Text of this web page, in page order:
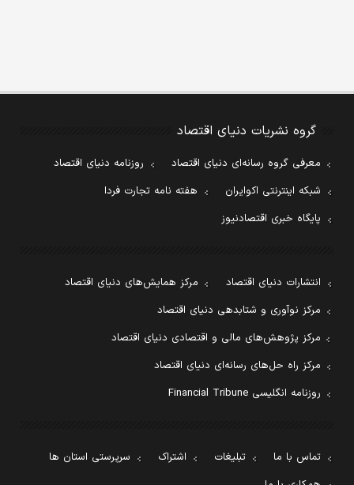
گروه نشریات دنیای اقتصاد
معرفی گروه رسانه‌ای دنیای اقتصاد
روزنامه دنیای اقتصاد
شبکه اینترنتی اکوایران
هفته نامه تجارت فردا
پایگاه خبری اقتصادنیوز
انتشارات دنیای اقتصاد
مرکز همایش‌های دنیای اقتصاد
مرکز نوآوری و شتابدهی دنیای اقتصاد
مرکز پژوهش‌های مالی و اقتصادی دنیای اقتصاد
مرکز راه حل‌های رسانه‌ای دنیای اقتصاد
روزنامه انگلیسی Financial Tribune
تماس با ما تبلیغات اشتراک
سرپرستی استان ها